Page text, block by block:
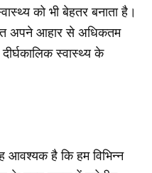
को भी बेहतर बनाता है।
अपने आहार से अधिकतम
स्वास्थ्य के
आवश्यक है कि हम विभिन्न